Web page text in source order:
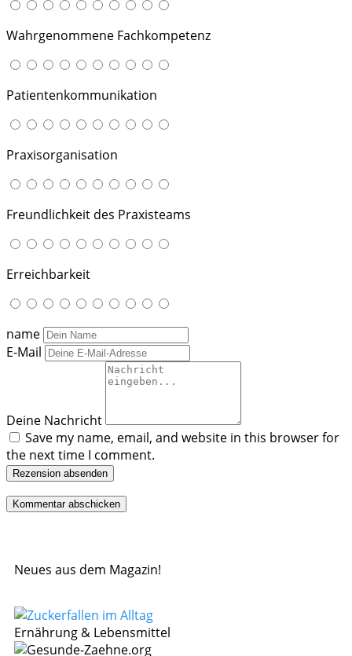
Wahrgenommene Fachkompetenz
Patientenkommunikation
Praxisorganisation
Freundlichkeit des Praxisteams
Erreichbarkeit
name
E-Mail
Deine Nachricht
Save my name, email, and website in this browser for
the next time I comment.
Rezension absenden
Neues aus dem Magazin!
Ernährung & Lebensmittel